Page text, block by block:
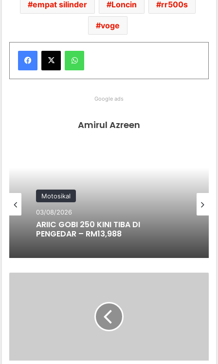
empat silinder Loncin rr500s
voge
WhatsApp
Google ads
Amirul Azreen
Motosikal
03/08/2026
ARIIC GOBI 250 KINI TIBA DI
PENGEDAR – RM13,988
KHAS